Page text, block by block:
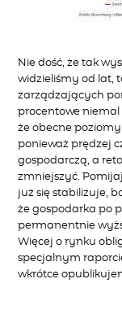
Nie dość, że tak
widzieliśmy od lat,
zarządzających
procentowe niemal
że obecne
ponieważ prędzej
gospodarczą, a
zmniejszyć.
już się stabilizuje,
że gospodarka po
permanentnie
Więcej o rynku
specjalnym
wkrótce